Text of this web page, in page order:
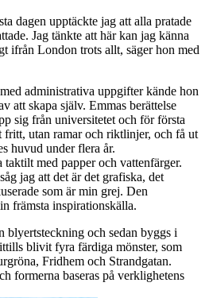
dagen upptäckte jag att alla pratade
Jag tänkte att här kan jag känna
ifrån London trots allt, säger hon med
administrativa uppgifter kände hon
att skapa själv. Emmas berättelse
sig från universitetet och för första
fritt, utan ramar och riktlinjer, och få ut
huvud under flera år.
taktilt med papper och vattenfärger.
jag att det är det grafiska, det
som är min grej. Den
främsta inspirationskälla.
blyertsteckning och sedan byggs i
blivit fyra färdiga mönster, som
Fridhem och Strandgatan.
formerna baseras på verklighetens